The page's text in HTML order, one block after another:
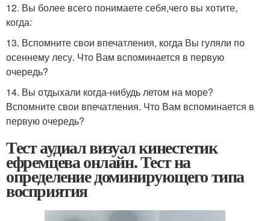
12. Вы более всего понимаете себя,чего вы хотите,
когда:
13. Вспомните свои впечатления, когда Вы гуляли по
осеннему лесу. Что Вам вспоминается в первую
очередь?
14. Вы отдыхали когда-нибудь летом на море?
Вспомните свои впечатления. Что Вам вспоминается в
первую очередь?
Тест аудиал визуал кинестетик
ефремцева онлайн. Тест на
определение доминирующего типа
восприятия